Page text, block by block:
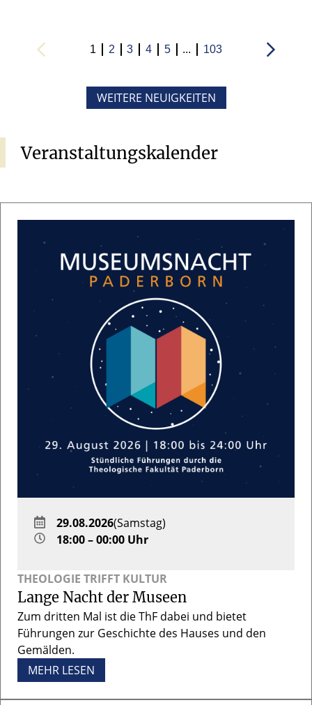
1 2 3 4 5 ... 103
WEITERE NEUIGKEITEN
Veranstaltungskalender
THEOLOGIE TRIFFT KULTUR
Lange Nacht der Museen
Zum dritten Mal ist die ThF dabei und bietet
Führungen zur Geschichte des Hauses und den
Gemälden.
MEHR LESEN
29.08.2026(Samstag)
18:00 – 00:00 Uhr